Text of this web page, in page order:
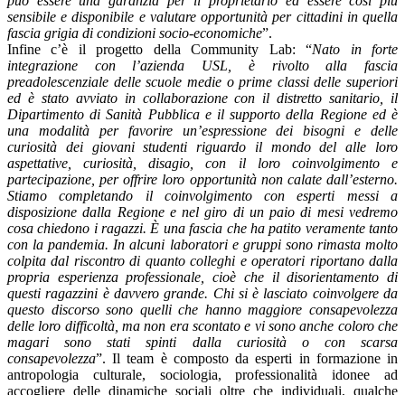
sensibile e disponibile e valutare opportunità per cittadini in quella
fascia grigia di condizioni socio-economiche”.
Infine c’è il progetto della Community Lab: “Nato in forte
integrazione con l’azienda USL, è rivolto alla fascia
preadolescenziale delle scuole medie o prime classi delle superiori
ed è stato avviato in collaborazione con il distretto sanitario, il
Dipartimento di Sanità Pubblica e il supporto della Regione ed è
una modalità per favorire un’espressione dei bisogni e delle
curiosità dei giovani studenti riguardo il mondo del alle loro
aspettative, curiosità, disagio, con il loro coinvolgimento e
partecipazione, per offrire loro opportunità non calate dall’esterno.
Stiamo completando il coinvolgimento con esperti messi a
disposizione dalla Regione e nel giro di un paio di mesi vedremo
cosa chiedono i ragazzi. È una fascia che ha patito veramente tanto
con la pandemia. In alcuni laboratori e gruppi sono rimasta molto
colpita dal riscontro di quanto colleghi e operatori riportano dalla
propria esperienza professionale, cioè che il disorientamento di
questi ragazzini è davvero grande. Chi si è lasciato coinvolgere da
questo discorso sono quelli che hanno maggiore consapevolezza
delle loro difficoltà, ma non era scontato e vi sono anche coloro che
magari sono stati spinti dalla curiosità o con scarsa
consapevolezza”. Il team è composto da esperti in formazione in
antropologia culturale, sociologia, professionalità idonee ad
accogliere delle dinamiche sociali oltre che individuali, qualche